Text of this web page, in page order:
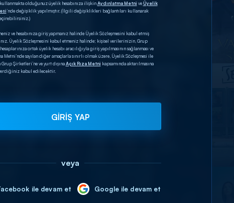
olduğunuz üyelik hesabınıza ilişkinAydınlatma Metni veÜyelik
’nde değişiklik yapılmıştır. (İlgili değişiklikleri bağlantıları kullanarak
ve hesabınıza giriş yapmanız halinde Üyelik Sözleşmesini kabul etmiş
Üyelik Sözleşmesini kabul etmeniz halinde; kişisel verilerinizin, Grup
ortak üyelik hesabı aracılığıyla giriş yapılmasının sağlanması ve
Metni’nde sayılan diğer amaçlarla sınırlı olmak üzere, Üyelik Sözleşmesi ile
Şirketleri’ne ve yurt dışınaAçık Rıza Metni kapsamında aktarılmasına
kabul edilecektir.
GİRİŞ YAP
veya
ile devam et Google ile devam et